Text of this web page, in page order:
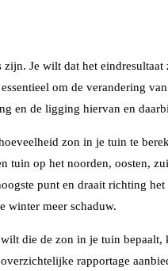
Je wilt dat het
om de verandering
en de ligging hiervan en
zon in je tuin te
tuin op het noorden, oosten,
punt en draait richting
winter meer schaduw.
die de zon in je tuin
rapportage